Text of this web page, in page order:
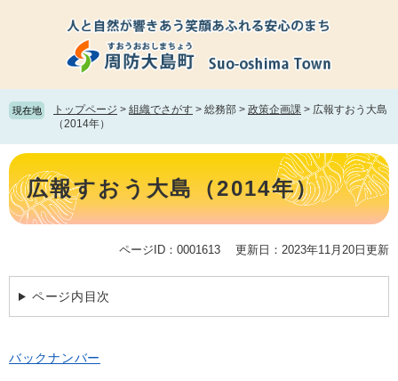
頭
で
飛
ば
て
文
へ
現在地 トップページ > 組織でさがす > 総務部 > 政策企画課 > 広報すおう大島
（2014年）
本
文 広報すおう大島（2014年）
ページID：0001613 更新日：2023年11月20日更新
ページ内目次
バックナンバー